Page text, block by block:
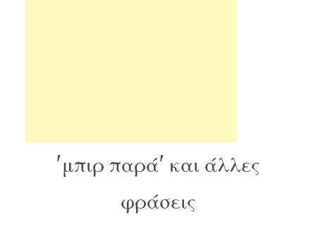
'μπιρ παρά' και άλλες
φράσεις